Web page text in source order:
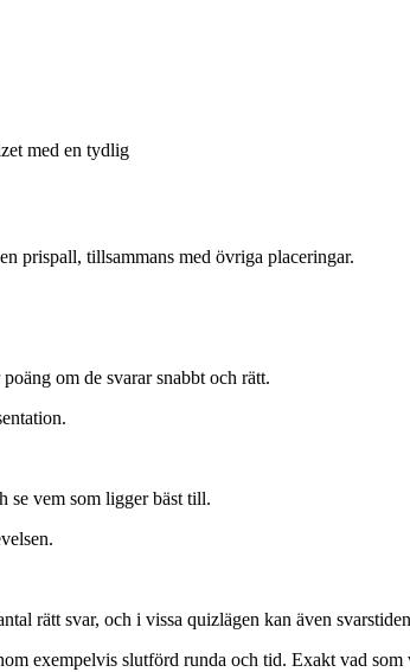
med en tydlig
prispall, tillsammans med övriga placeringar.
om de svarar snabbt och rätt.
se vem som ligger bäst till.
rätt svar, och i vissa quizlägen kan även
exempelvis slutförd runda och tid. Exakt vad